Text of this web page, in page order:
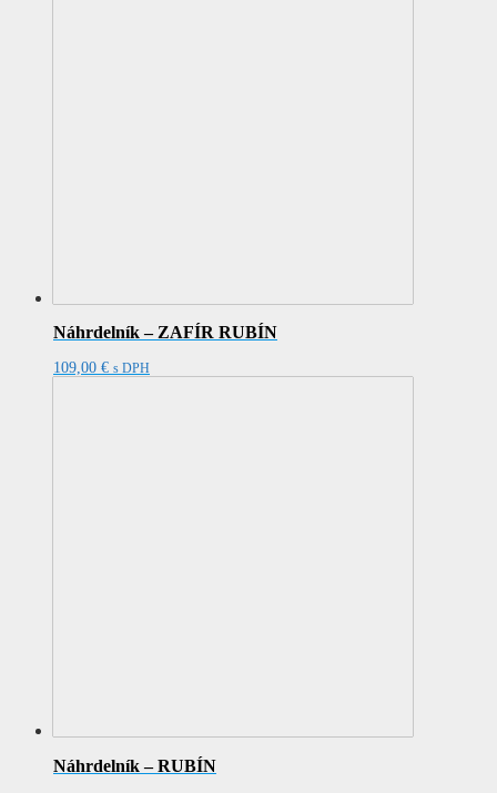
Náhrdelník – ZAFÍR RUBÍN
109,00 € s DPH
Náhrdelník – RUBÍN